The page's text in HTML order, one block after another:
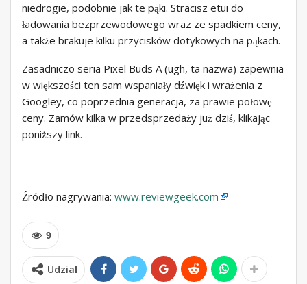
niedrogie, podobnie jak te pąki. Stracisz etui do
ładowania bezprzewodowego wraz ze spadkiem ceny,
a także brakuje kilku przycisków dotykowych na pąkach.
Zasadniczo seria Pixel Buds A (ugh, ta nazwa) zapewnia
w większości ten sam wspaniały dźwięk i wrażenia z
Googley, co poprzednia generacja, za prawie połowę
ceny. Zamów kilka w przedsprzedaży już dziś, klikając
poniższy link.
Źródło nagrywania: www.reviewgeek.com
9
Udział